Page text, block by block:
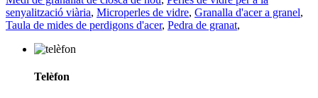
senyalització viària, Microperles de vidre, Granalla d'acer a granel,
Taula de mides de perdigons d'acer, Pedra de granat,
Telèfon